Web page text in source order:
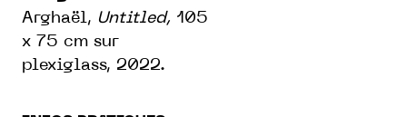
Arghaël, Untitled, 105
x 75 cm sur
plexiglass, 2022.